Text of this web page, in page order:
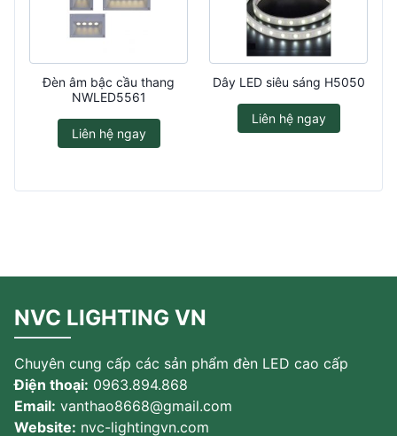
Đèn âm bậc cầu thang
NWLED5561
Liên hệ ngay
Dây LED siêu sáng H5050
Liên hệ ngay
NVC LIGHTING VN
Chuyên cung cấp các sản phẩm đèn LED cao cấp
Điện thoại: 0963.894.868
Email: vanthao8668@gmail.com
Website: nvc-lightingvn.com